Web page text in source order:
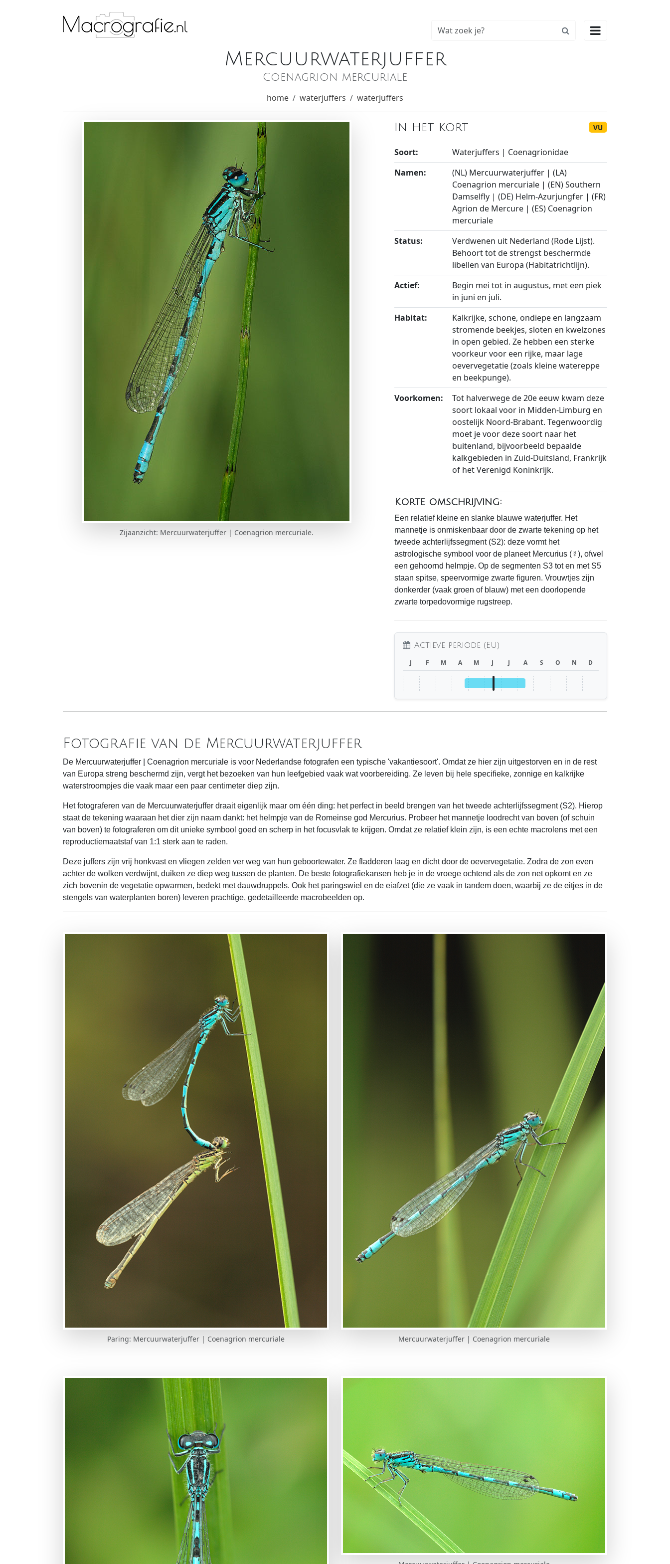

Mercuurwaterjuffer
Coenagrion mercuriale
home waterjuffers waterjuffers
Zijaanzicht: Mercuurwaterjuffer | Coenagrion mercuriale.
In het kort VU
Soort:
Waterjuffers | Coenagrionidae
Namen:
(NL) Mercuurwaterjuffer | (LA)
Coenagrion mercuriale | (EN) Southern
Damselfly | (DE) Helm-Azurjungfer | (FR)
Agrion de Mercure | (ES) Coenagrion
mercuriale
Status:
Verdwenen uit Nederland (Rode Lijst).
Behoort tot de strengst beschermde
libellen van Europa (Habitatrichtlijn).
Actief:
Begin mei tot in augustus, met een piek
in juni en juli.
Habitat:
Kalkrijke, schone, ondiepe en langzaam
stromende beekjes, sloten en kwelzones
in open gebied. Ze hebben een sterke
voorkeur voor een rijke, maar lage
oevervegetatie (zoals kleine watereppe
en beekpunge).
Voorkomen:
Tot halverwege de 20e eeuw kwam deze
soort lokaal voor in Midden-Limburg en
oostelijk Noord-Brabant. Tegenwoordig
moet je voor deze soort naar het
buitenland, bijvoorbeeld bepaalde
kalkgebieden in Zuid-Duitsland, Frankrijk
of het Verenigd Koninkrijk.
Korte omschrijving:
Een relatief kleine en slanke blauwe waterjuffer. Het
mannetje is onmiskenbaar door de zwarte tekening op het
tweede achterlijfssegment (S2): deze vormt het
astrologische symbool voor de planeet Mercurius (☿), ofwel
een gehoornd helmpje. Op de segmenten S3 tot en met S5
staan spitse, speervormige zwarte figuren. Vrouwtjes zijn
donkerder (vaak groen of blauw) met een doorlopende
zwarte torpedovormige rugstreep.
Actieve periode (EU)
J F M A M J J A S O N D
Fotografie van de Mercuurwaterjuffer
De Mercuurwaterjuffer | Coenagrion mercuriale is voor Nederlandse fotografen een typische 'vakantiesoort'. Omdat ze hier zijn uitgestorven en in de rest
van Europa streng beschermd zijn, vergt het bezoeken van hun leefgebied vaak wat voorbereiding. Ze leven bij hele specifieke, zonnige en kalkrijke
waterstroompjes die vaak maar een paar centimeter diep zijn.
Het fotograferen van de Mercuurwaterjuffer draait eigenlijk maar om één ding: het perfect in beeld brengen van het tweede achterlijfssegment (S2). Hierop
staat de tekening waaraan het dier zijn naam dankt: het helmpje van de Romeinse god Mercurius. Probeer het mannetje loodrecht van boven (of schuin
van boven) te fotograferen om dit unieke symbool goed en scherp in het focusvlak te krijgen. Omdat ze relatief klein zijn, is een echte macrolens met een
reproductiemaatstaf van 1:1 sterk aan te raden.
Deze juffers zijn vrij honkvast en vliegen zelden ver weg van hun geboortewater. Ze fladderen laag en dicht door de oevervegetatie. Zodra de zon even
achter de wolken verdwijnt, duiken ze diep weg tussen de planten. De beste fotografiekansen heb je in de vroege ochtend als de zon net opkomt en ze
zich bovenin de vegetatie opwarmen, bedekt met dauwdruppels. Ook het paringswiel en de eiafzet (die ze vaak in tandem doen, waarbij ze de eitjes in de
stengels van waterplanten boren) leveren prachtige, gedetailleerde macrobeelden op.
Paring: Mercuurwaterjuffer | Coenagrion mercuriale Mercuurwaterjuffer | Coenagrion mercuriale